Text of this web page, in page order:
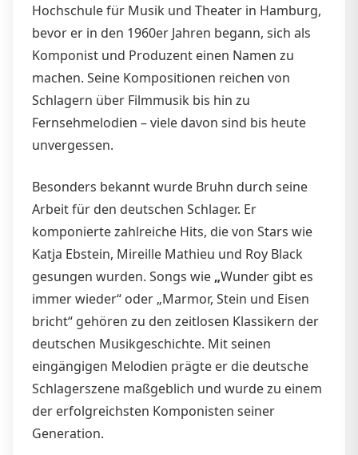
Hochschule für Musik und Theater in Hamburg,
bevor er in den 1960er Jahren begann, sich als
Komponist und Produzent einen Namen zu
machen. Seine Kompositionen reichen von
Schlagern über Filmmusik bis hin zu
Fernsehmelodien – viele davon sind bis heute
unvergessen.
Besonders bekannt wurde Bruhn durch seine
Arbeit für den deutschen Schlager. Er
komponierte zahlreiche Hits, die von Stars wie
Katja Ebstein, Mireille Mathieu und Roy Black
gesungen wurden. Songs wie „Wunder gibt es
immer wieder“ oder „Marmor, Stein und Eisen
bricht“ gehören zu den zeitlosen Klassikern der
deutschen Musikgeschichte. Mit seinen
eingängigen Melodien prägte er die deutsche
Schlagerszene maßgeblich und wurde zu einem
der erfolgreichsten Komponisten seiner
Generation.